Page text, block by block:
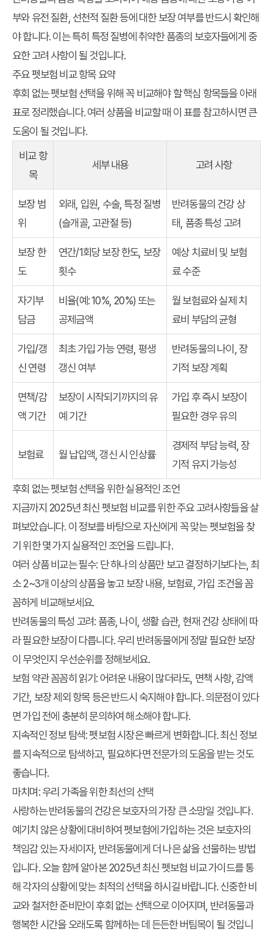
부와 유전 질환, 선천적 질환 등에 대한 보장 여부를 반드시 확인해
야 합니다. 이는 특히 특정 질병에 취약한 품종의 보호자들에게 중
요한 고려 사항이 될 것입니다.
주요 펫보험 비교 항목 요약
후회 없는 펫보험 선택을 위해 꼭 비교해야 할 핵심 항목들을 아래
표로 정리했습니다. 여러 상품을 비교할 때 이 표를 참고하시면 큰
도움이 될 것입니다.
비교 항
목
세부 내용 고려 사항
보장 범
위
외래, 입원, 수술, 특정 질병
(슬개골, 고관절 등)
반려동물의 건강 상
태, 품종 특성 고려
보장 한
도
연간/1회당 보장 한도, 보장
횟수
예상 치료비 및 보험
료 수준
자기부
담금
비율(예: 10%, 20%) 또는
공제금액
월 보험료와 실제 치
료비 부담의 균형
가입/갱
신 연령
최초 가입 가능 연령, 평생
갱신 여부
반려동물의 나이, 장
기적 보장 계획
면책/감
액 기간
보장이 시작되기까지의 유
예 기간
가입 후 즉시 보장이
필요한 경우 유의
보험료 월 납입액, 갱신 시 인상률
경제적 부담 능력, 장
기적 유지 가능성
후회 없는 펫보험 선택을 위한 실용적인 조언
지금까지 2025년 최신 펫보험 비교를 위한 주요 고려사항들을 살
펴보았습니다. 이 정보를 바탕으로 자신에게 꼭 맞는 펫보험을 찾
기 위한 몇 가지 실용적인 조언을 드립니다.
여러 상품 비교는 필수: 단 하나의 상품만 보고 결정하기보다는, 최
소 2~3개 이상의 상품을 놓고 보장 내용, 보험료, 가입 조건을 꼼
꼼하게 비교해보세요.
반려동물의 특성 고려: 품종, 나이, 생활 습관, 현재 건강 상태에 따
라 필요한 보장이 다릅니다. 우리 반려동물에게 정말 필요한 보장
이 무엇인지 우선순위를 정해보세요.
보험 약관 꼼꼼히 읽기: 어려운 내용이 많더라도, 면책 사항, 감액
기간, 보장 제외 항목 등은 반드시 숙지해야 합니다. 의문점이 있다
면 가입 전에 충분히 문의하여 해소해야 합니다.
지속적인 정보 탐색:펫보험 시장은 빠르게 변화합니다. 최신 정보
를 지속적으로 탐색하고, 필요하다면 전문가의 도움을 받는 것도
좋습니다.
마치며: 우리 가족을 위한 최선의 선택
사랑하는 반려동물의 건강은 보호자의 가장 큰 소망일 것입니다.
예기치 않은 상황에 대비하여 펫보험에 가입하는 것은 보호자의
책임감 있는 자세이자, 반려동물에게 더 나은 삶을 선물하는 방법
입니다. 오늘 함께 알아본 2025년 최신 펫보험 비교 가이드를 통
해 각자의 상황에 맞는 최적의 선택을 하시길 바랍니다. 신중한 비
교와 철저한 준비만이 후회 없는 선택으로 이어지며, 반려동물과
행복한 시간을 오래도록 함께하는 데 든든한 버팀목이 될 것입니